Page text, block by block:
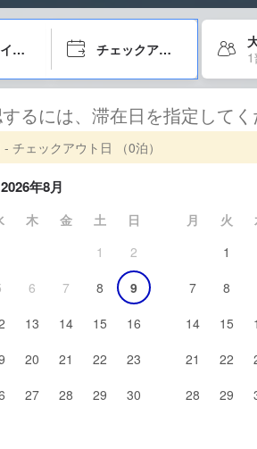
チェックイン日 チェックアウト日
るには、滞在日を指定して
チェックアウト日 （0泊）
2026年8月
木 金 土
日
1
2
6 7 8
9
13 14 15
16
20 21 22
23
27 28 29
30
月 火
1
7
8
14
15
21
22
28
29